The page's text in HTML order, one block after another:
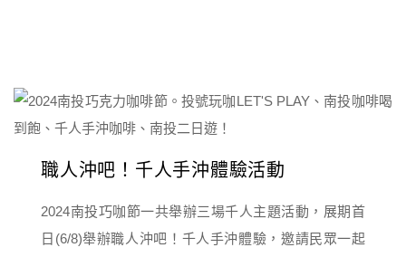
職人沖吧！千人手沖體驗活動
2024南投巧咖節一共舉辦三場千人主題活動，展期首
日(6/8)舉辦職人沖吧！千人手沖體驗，邀請民眾一起